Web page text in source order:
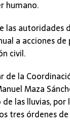
humano.
las
a acciones
civil.
de la
Maza
las lluvias,
tres órdenes